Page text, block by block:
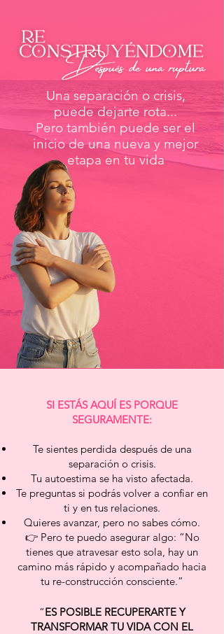
Una separación o crisis,
puede dejarte rota...
Pero también puede ser el
inicio de una nueva y mejor
etapa en tu vida
SI ESTÁS AQUÍ ES PORQUE
SEGURAMENTE:
Te sientes perdida después de una
separación o crisis.
Tu autoestima se ha visto afectada.
Te preguntas si podrás volver a confiar en
ti y en tus relaciones.
Quieres avanzar, pero no sabes cómo.
👉 Pero te puedo asegurar algo: “No
tienes que atravesar esto sola, hay un
camino más rápido y acompañado hacia
tu re-construcción consciente.”
“ES POSIBLE RECUPERARTE Y
TRANSFORMAR TU VIDA CON EL